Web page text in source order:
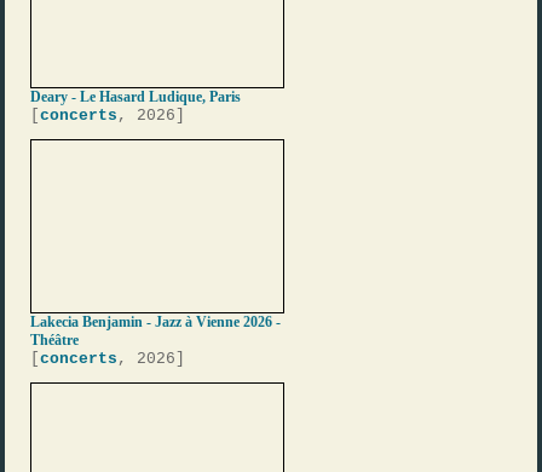
Deary - Le Hasard Ludique, Paris
[concerts , 2026]
Lakecia Benjamin - Jazz à Vienne 2026 -
Théâtre
[concerts , 2026]